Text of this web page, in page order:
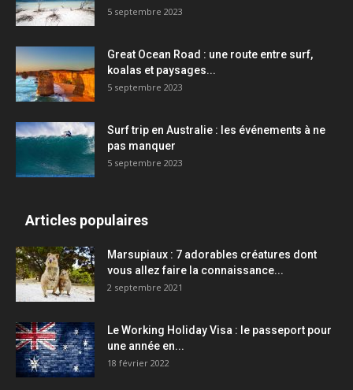
5 septembre 2023
Great Ocean Road : une route entre surf,
koalas et paysages...
5 septembre 2023
Surf trip en Australie : les événements à ne
pas manquer
5 septembre 2023
Articles populaires
Marsupiaux : 7 adorables créatures dont
vous allez faire la connaissance...
2 septembre 2021
Le Working Holiday Visa : le passeport pour
une année en...
18 février 2022